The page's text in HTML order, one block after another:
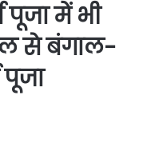
पूजा में भी
से बंगाल-
पूजा